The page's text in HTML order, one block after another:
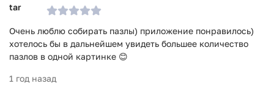
Очень люблю собирать пазлы) приложение понравилось)
хотелось бы в дальнейшем увидеть большее количество
пазлов в одной картинке 😊
1 год назад